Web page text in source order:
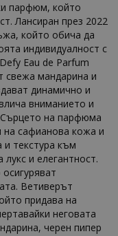
парфюм, който
Лансиран през 2022
който обича да
индивидуалност с
Eau de Parfum
свежа мандарина и
динамично и
вниманието и
Сърцето на парфюма
на сафианова кожа и
и текстура към
и елегантност.
Ветиверът
придава на
неговата
черен пипер